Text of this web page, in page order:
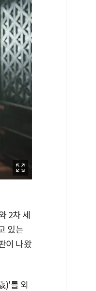
2차 세
있는
이 나왔
)'를 외